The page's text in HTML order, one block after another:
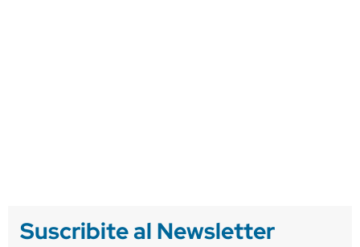
Suscribite al Newsletter